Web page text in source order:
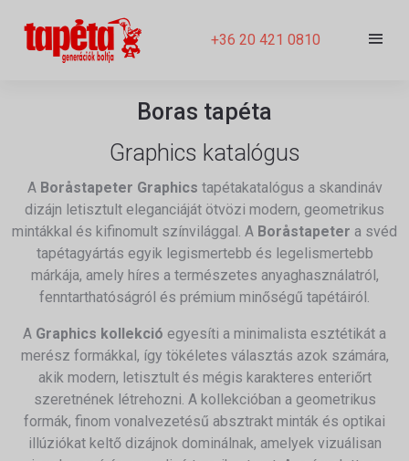
+36 20 421 0810
Boras tapéta
Graphics katalógus
A Boråstapeter Graphics tapétakatalógus a skandináv
dizájn letisztult eleganciáját ötvözi modern, geometrikus
mintákkal és kifinomult színvilággal. A Boråstapeter a svéd
tapétagyártás egyik legismertebb és legelismertebb
márkája, amely híres a természetes anyaghasználatról,
fenntarthatóságról és prémium minőségű tapétáiról.
A Graphics kollekció egyesíti a minimalista esztétikát a
merész formákkal, így tökéletes választás azok számára,
akik modern, letisztult és mégis karakteres enteriőrt
szeretnének létrehozni. A kollekcióban a geometrikus
formák, finom vonalvezetésű absztrakt minták és optikai
illúziókat keltő dizájnok dominálnak, amelyek vizuálisan